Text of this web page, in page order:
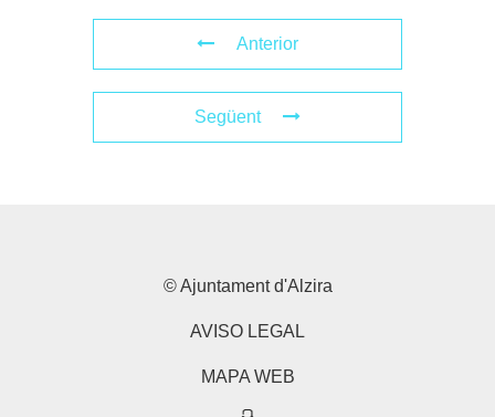
Anterior
Següent
© Ajuntament d'Alzira
AVISO LEGAL
MAPA WEB